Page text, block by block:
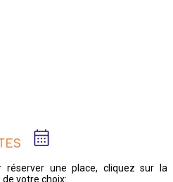
réserver une place, cliquez sur la
de votre choix: